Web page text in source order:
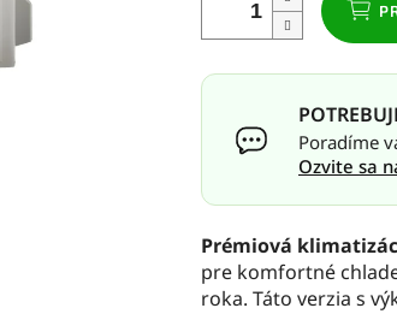
Poradíme
Ozvite sa
Prémiová
pre komfortné
roka. Táto verzia s